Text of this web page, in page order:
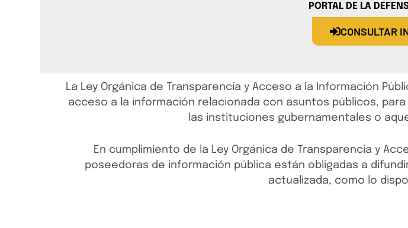
PORTAL DE LA
CONSULTAR
La Ley Orgánica de Transparencia y Acceso a la Información
acceso a la información relacionada con asuntos públicos,
las instituciones gubernamentales o
En cumplimiento de la Ley Orgánica de Transparencia y
poseedoras de información pública están obligadas a
actualizada, como lo